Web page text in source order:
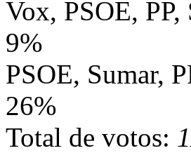
Vox, PSOE, PP,
9%
PSOE, Sumar,
26%
Total de votos: